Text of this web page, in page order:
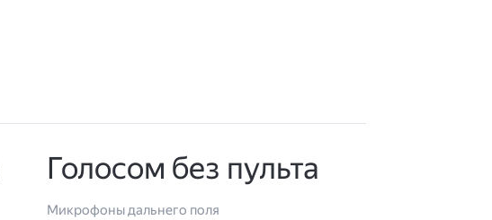
Голосом без пульта
Микрофоны дальнего поля